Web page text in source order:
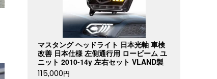
マスタング ヘッドライト 日本光軸 車検
改善 日本仕様 左側通行用 ロービーム ユ
ニット 2010-14y 左右セット VLAND製
115,000円